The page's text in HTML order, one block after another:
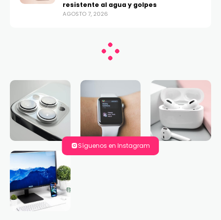
resistente al agua y golpes
AGOSTO 7, 2026
Síguenos en Instagram